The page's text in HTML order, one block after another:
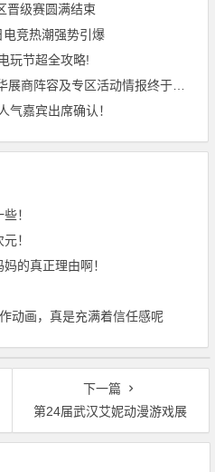
晋级赛圆满结束
竞热潮强势引爆
玩节超全攻略!
阵容及专区活动情报终于来啦！
气嘉宾出席确认！
！
！
的真正理由啊！
动画，真是充满着信任感呢
下一篇
第24届武汉艾妮动漫游戏展